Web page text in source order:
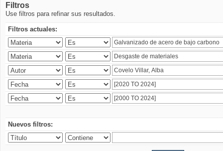
Filtros
Use filtros para refinar sus resultados.
Filtros actuales:
Nuevos filtros: